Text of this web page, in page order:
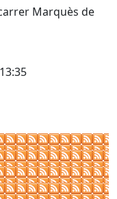
Marquès de